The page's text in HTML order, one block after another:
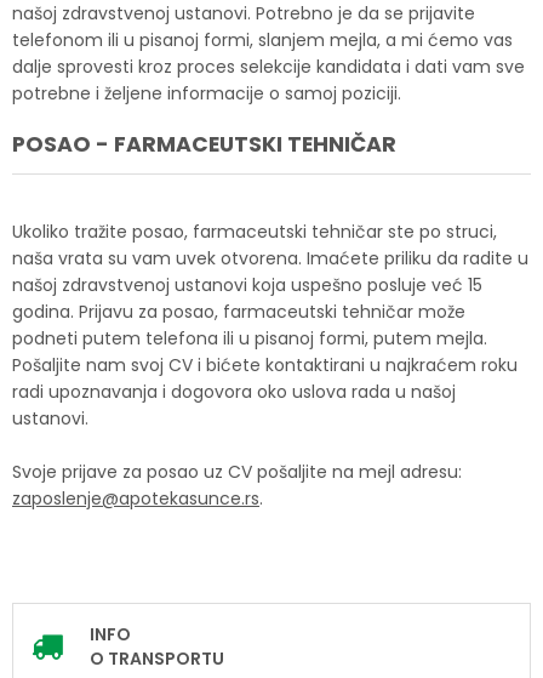
našoj zdravstvenoj ustanovi. Potrebno je da se prijavite
telefonom ili u pisanoj formi, slanjem mejla, a mi ćemo vas
dalje sprovesti kroz proces selekcije kandidata i dati vam sve
potrebne i željene informacije o samoj poziciji.
POSAO - FARMACEUTSKI TEHNIČAR
Ukoliko tražite posao, farmaceutski tehničar ste po struci,
naša vrata su vam uvek otvorena. Imaćete priliku da radite u
našoj zdravstvenoj ustanovi koja uspešno posluje već 15
godina. Prijavu za posao, farmaceutski tehničar može
podneti putem telefona ili u pisanoj formi, putem mejla.
Pošaljite nam svoj CV i bićete kontaktirani u najkraćem roku
radi upoznavanja i dogovora oko uslova rada u našoj
ustanovi.
Svoje prijave za posao uz CV pošaljite na mejl adresu:
zaposlenje@apotekasunce.rs.
INFO
O TRANSPORTU